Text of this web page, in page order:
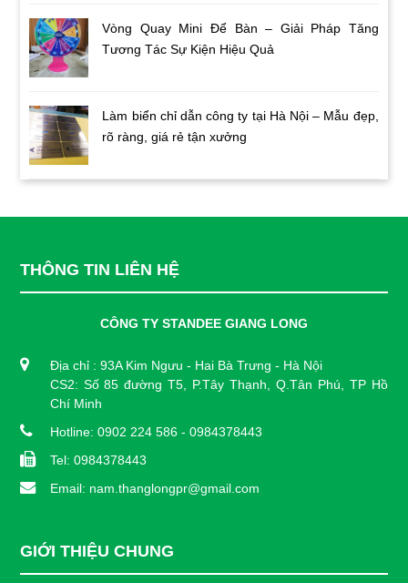
Vòng Quay Mini Để Bàn – Giải Pháp Tăng
Tương Tác Sự Kiện Hiệu Quả
Làm biển chỉ dẫn công ty tại Hà Nội – Mẫu đẹp,
rõ ràng, giá rẻ tận xưởng
THÔNG TIN LIÊN HỆ
CÔNG TY STANDEE GIANG LONG
Địa chỉ : 93A Kim Ngưu - Hai Bà Trưng - Hà Nội
CS2: Số 85 đường T5, P.Tây Thạnh, Q.Tân Phú, TP Hồ
Chí Minh
Hotline: 0902 224 586 - 0984378443
Tel: 0984378443
Email: nam.thanglongpr@gmail.com
GIỚI THIỆU CHUNG